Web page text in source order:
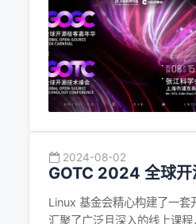
2024-08-02
GOTC 2024 全球开
Linux 基金会精心构建了一
汇聚了广泛且深入的线上课